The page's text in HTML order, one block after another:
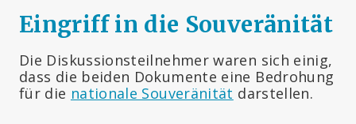
Eingriff in die Souveränität
Die Diskussionsteilnehmer waren sich einig,
dass die beiden Dokumente eine Bedrohung
für die nationale Souveränität darstellen.